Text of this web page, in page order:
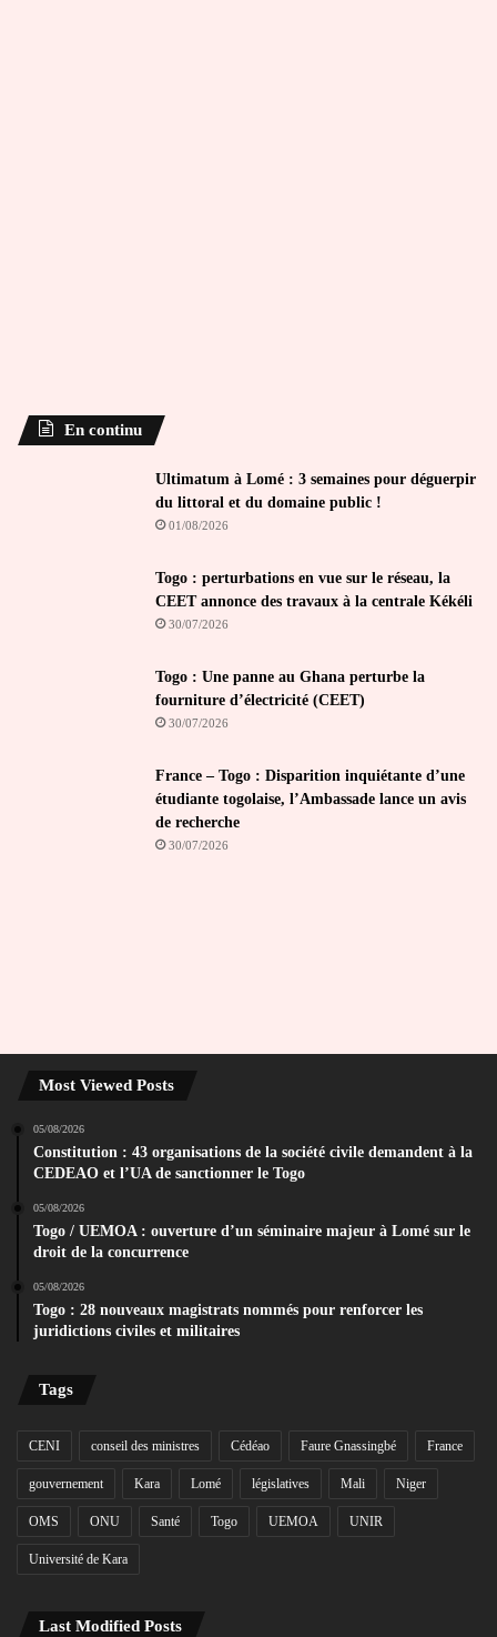
En continu
Ultimatum à Lomé : 3 semaines pour déguerpir
du littoral et du domaine public !
01/08/2026
Togo : perturbations en vue sur le réseau, la
CEET annonce des travaux à la centrale Kékéli
30/07/2026
Togo : Une panne au Ghana perturbe la
fourniture d’électricité (CEET)
30/07/2026
France – Togo : Disparition inquiétante d’une
étudiante togolaise, l’Ambassade lance un avis
de recherche
30/07/2026
Most Viewed Posts
05/08/2026
Constitution : 43 organisations de la société civile demandent à la
CEDEAO et l’UA de sanctionner le Togo
05/08/2026
Togo / UEMOA : ouverture d’un séminaire majeur à Lomé sur le
droit de la concurrence
05/08/2026
Togo : 28 nouveaux magistrats nommés pour renforcer les
juridictions civiles et militaires
Tags
CENI conseil des ministres Cédéao Faure Gnassingbé France
gouvernement Kara Lomé législatives Mali Niger
OMS ONU Santé Togo UEMOA UNIR
Université de Kara
Last Modified Posts